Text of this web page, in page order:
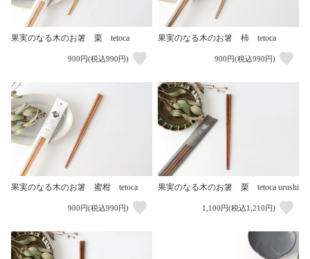
果実のなる木のお箸 栗 tetoca
900円(税込990円)
果実のなる木のお箸 柿 tetoca
900円(税込990円)
果実のなる木のお箸 蜜柑 tetoca
900円(税込990円)
果実のなる木のお箸 栗 tetoca urushi
1,100円(税込1,210円)